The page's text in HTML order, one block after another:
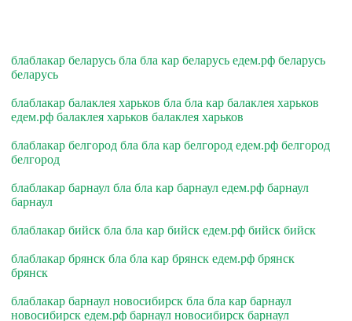
блаблакар беларусь бла бла кар беларусь едем.рф беларусь
беларусь
блаблакар балаклея харьков бла бла кар балаклея харьков
едем.рф балаклея харьков балаклея харьков
блаблакар белгород бла бла кар белгород едем.рф белгород
белгород
блаблакар барнаул бла бла кар барнаул едем.рф барнаул
барнаул
блаблакар бийск бла бла кар бийск едем.рф бийск бийск
блаблакар брянск бла бла кар брянск едем.рф брянск
брянск
блаблакар барнаул новосибирск бла бла кар барнаул
новосибирск едем.рф барнаул новосибирск барнаул